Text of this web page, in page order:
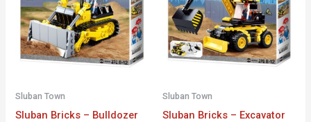
Sluban Town
Sluban Bricks – Bulldozer
Sluban Town
Sluban Bricks – Excavator